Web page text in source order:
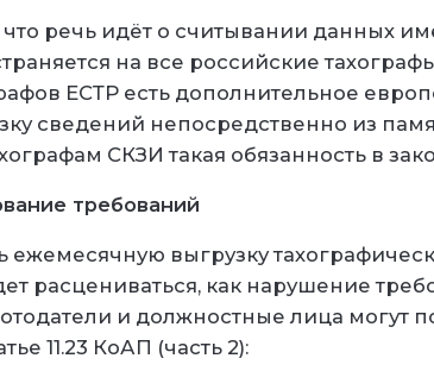
речь идёт о считывании данных
на все российские
ЕСТР есть дополнительное
сведений непосредственно из
СКЗИ такая обязанность в
требований
ежемесячную выгрузку
расцениваться, как нарушение
и должностные лица могут
11.23 КоАП (часть 2):